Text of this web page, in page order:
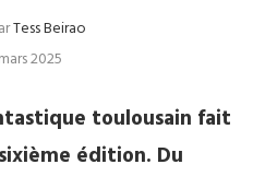
Tess Beirao
2025
toulousain fait
édition. Du